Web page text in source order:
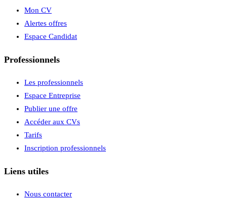
Mon CV
Alertes offres
Espace Candidat
Professionnels
Les professionnels
Espace Entreprise
Publier une offre
Accéder aux CVs
Tarifs
Inscription professionnels
Liens utiles
Nous contacter